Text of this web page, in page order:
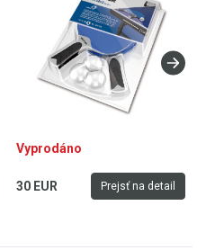
Vyprodáno
30 EUR Prejsť na detail